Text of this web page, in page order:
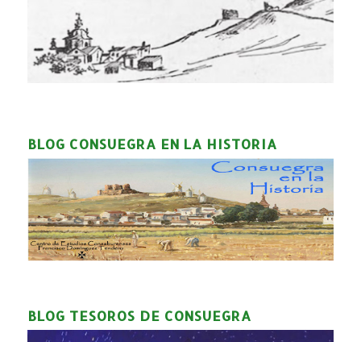
BLOG CONSUEGRA EN LA HISTORIA
BLOG TESOROS DE CONSUEGRA